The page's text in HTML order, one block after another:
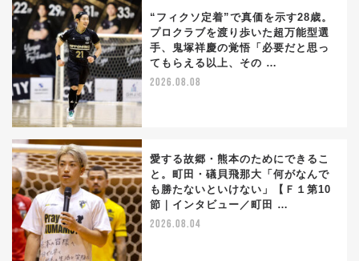
“フィクソ定着”で真価を示す28歳。
プロクラブを渡り歩いた超万能型選
手、鬼塚祥慶の覚悟「必要だと思っ
てもらえる以上、その …
2026.08.08
愛する故郷・熊本のためにできるこ
と。町田・礒貝飛那大「何がなんで
も勝たないといけない」【Ｆ１第10
節｜インタビュー／町田 …
2026.08.04